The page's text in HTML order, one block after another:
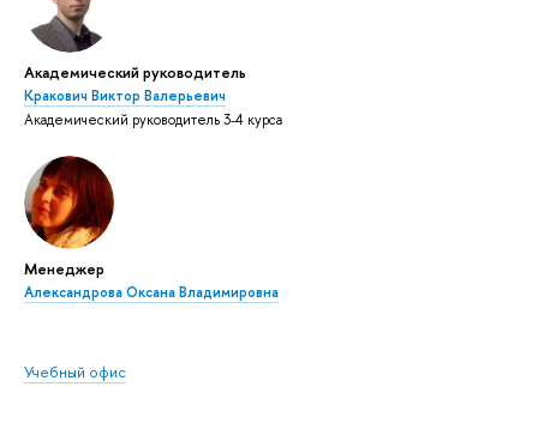
Академический руководитель
Кракович Виктор Валерьевич
Академический руководитель 3-4 курса
Менеджер
Александрова Оксана Владимировна
Учебный офис